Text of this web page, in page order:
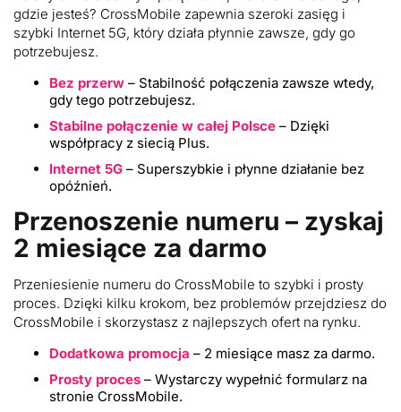
gdzie jesteś? CrossMobile zapewnia szeroki zasięg i
szybki Internet 5G, który działa płynnie zawsze, gdy go
potrzebujesz.
Bez przerw – Stabilność połączenia zawsze wtedy,
gdy tego potrzebujesz.
Stabilne połączenie w całej Polsce – Dzięki
współpracy z siecią Plus.
Internet 5G – Superszybkie i płynne działanie bez
opóźnień.
Przenoszenie numeru – zyskaj
2 miesiące za darmo
Przeniesienie numeru do CrossMobile to szybki i prosty
proces. Dzięki kilku krokom, bez problemów przejdziesz do
CrossMobile i skorzystasz z najlepszych ofert na rynku.
Dodatkowa promocja – 2 miesiące masz za darmo.
Prosty proces – Wystarczy wypełnić formularz na
stronie CrossMobile.